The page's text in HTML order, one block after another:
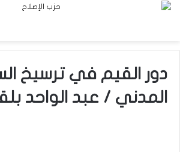
دور القيم في ترسيخ
المدني / عبد الواحد